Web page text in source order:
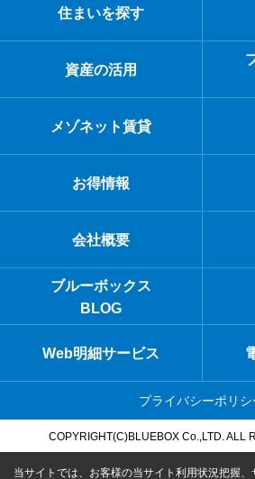
住まいを探す
資産の活用
メゾネット賃貸
お得情報
会社概要
ブルーボックス
BLOG
Web明細サービス
プライバシーポリシ
COPYRIGHT(C)BLUEBOX Co.,LTD. ALL
当サイトでは、お客様の当サイト利用状況把握、